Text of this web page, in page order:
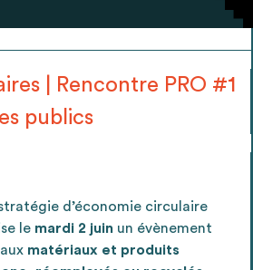
Se connecter / Se créer un compte
Ressources de chaque bâtiment
| Rencontre PRO #1
publics
d’économie circulaire
le mardi 2 juin un évènement
matériaux et produits